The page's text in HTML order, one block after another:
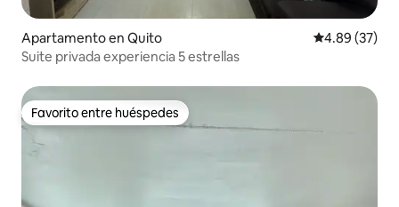
Apartamento en Quito Calificación
4.89 (37)
Suite privada experiencia 5 estrellas
Favorito entre huéspedes
Favorito entre huéspedes